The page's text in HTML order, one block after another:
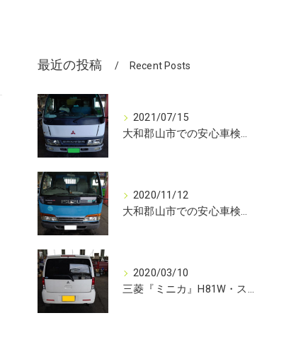
最近の投稿 Recent Posts
2021/07/15
大和郡山市での安心車検は【マスダモータース】に
2020/11/12
大和郡山市での安心車検は【マスダモータース】に
2020/03/10
三菱『ミニカ』H81W・ストップ・ランプ不点灯